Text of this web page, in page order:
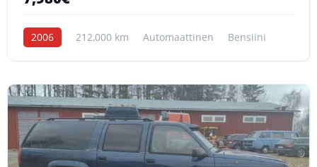
2006 212,000 km Automaattinen Bensiini